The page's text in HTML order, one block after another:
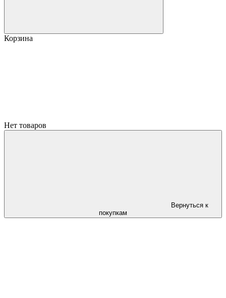
Корзина
Нет товаров
Вернуться к
покупкам